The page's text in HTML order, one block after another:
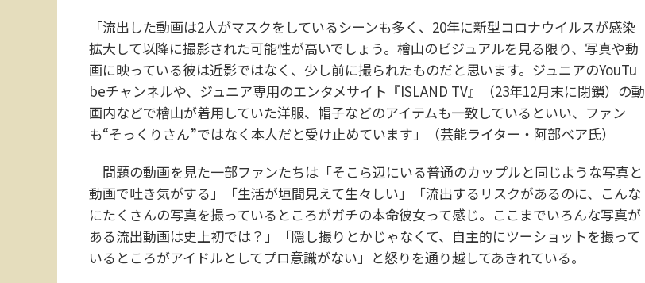
「流出した動画は2人がマスクをしているシーンも多く、20年に新型コロナウイルスが感染
拡大して以降に撮影された可能性が高いでしょう。檜山のビジュアルを見る限り、写真や動
画に映っている彼は近影ではなく、少し前に撮られたものだと思います。ジュニアのYouTu
beチャンネルや、ジュニア専用のエンタメサイト『ISLAND TV』（23年12月末に閉鎖）の動
画内などで檜山が着用していた洋服、帽子などのアイテムも一致しているといい、ファン
も“そっくりさん”ではなく本人だと受け止めています」（芸能ライター・阿部ベア氏）
問題の動画を見た一部ファンたちは「そこら辺にいる普通のカップルと同じような写真と
動画で吐き気がする」「生活が垣間見えて生々しい」「流出するリスクがあるのに、こんな
にたくさんの写真を撮っているところがガチの本命彼女って感じ。ここまでいろんな写真が
ある流出動画は史上初では？」「隠し撮りとかじゃなくて、自主的にツーショットを撮って
いるところがアイドルとしてプロ意識がない」と怒りを通り越してあきれている。